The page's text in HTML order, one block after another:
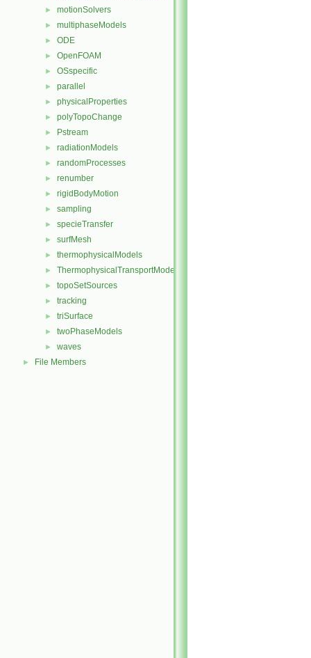
► motionSolvers
► multiphaseModels
► ODE
► OpenFOAM
► OSspecific
► parallel
► physicalProperties
► polyTopoChange
► Pstream
► radiationModels
► randomProcesses
► renumber
► rigidBodyMotion
► sampling
► specieTransfer
► surfMesh
► thermophysicalModels
► ThermophysicalTransportModels
► topoSetSources
► tracking
► triSurface
► twoPhaseModels
► waves
► File Members